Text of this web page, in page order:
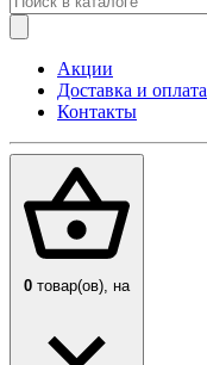
Акции
Доставка и оплата
Контакты
0 товар(ов), на